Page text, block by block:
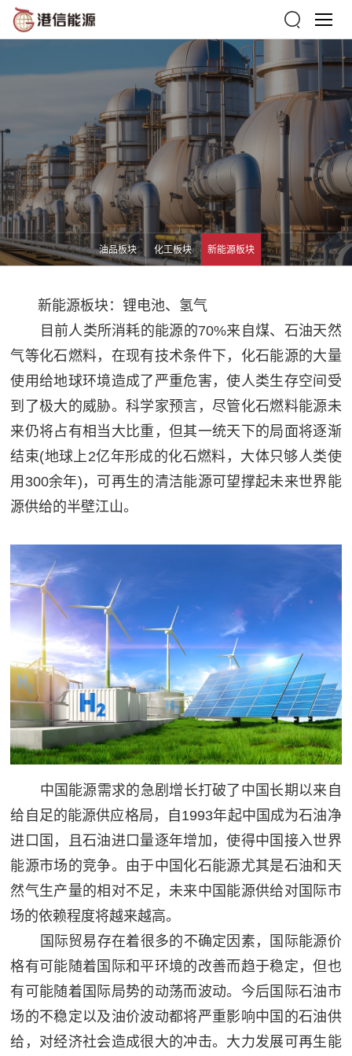
油品板块 化工板块 新能源板块
新能源板块：锂电池、氢气
目前人类所消耗的能源的70%来自煤、石油天然
气等化石燃料，在现有技术条件下，化石能源的大量
使用给地球环境造成了严重危害，使人类生存空间受
到了极大的威胁。科学家预言，尽管化石燃料能源未
来仍将占有相当大比重，但其一统天下的局面将逐渐
结束(地球上2亿年形成的化石燃料，大体只够人类使
用300余年)，可再生的清洁能源可望撑起未来世界能
源供给的半壁江山。
中国能源需求的急剧增长打破了中国长期以来自
给自足的能源供应格局，自1993年起中国成为石油净
进口国，且石油进口量逐年增加，使得中国接入世界
能源市场的竞争。由于中国化石能源尤其是石油和天
然气生产量的相对不足，未来中国能源供给对国际市
场的依赖程度将越来越高。
国际贸易存在着很多的不确定因素，国际能源价
格有可能随着国际和平环境的改善而趋于稳定，但也
有可能随着国际局势的动荡而波动。今后国际石油市
场的不稳定以及油价波动都将严重影响中国的石油供
给，对经济社会造成很大的冲击。大力发展可再生能